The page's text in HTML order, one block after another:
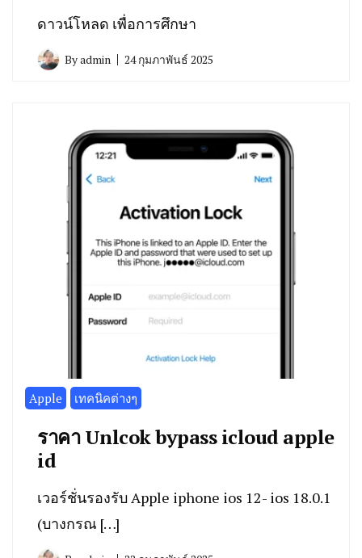
ดาวน์โหลด เพื่อการศึกษา
Byadmin 24 กุมภาพันธ์ 2025
Apple เทคนิคต่างๆ
ราคา Unlcok bypass icloud apple
id
เวอร์ชั่นรองรับ Apple iphone ios 12- ios 18.0.1
(บางกรณ […]